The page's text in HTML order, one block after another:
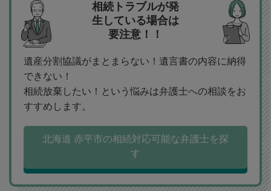
相続トラブルが発
生している場合は
要注意！！
遺産分割協議がまとまらない！遺言書の内容に納得
できない！
相続放棄したい！という悩みは弁護士への相談をお
すすめします。
北海道 赤平市の相続対応可能な弁護士を探
す